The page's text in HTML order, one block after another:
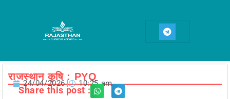
T
e
l
r
राजस्थान कृषि : PYQ
24/04/2026 10:25 am
Share this post :